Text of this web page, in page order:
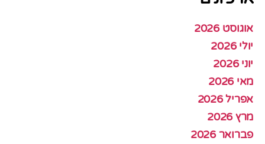
אוגוסט 2026
יולי 2026
יוני 2026
מאי 2026
אפריל 2026
מרץ 2026
פברואר 2026